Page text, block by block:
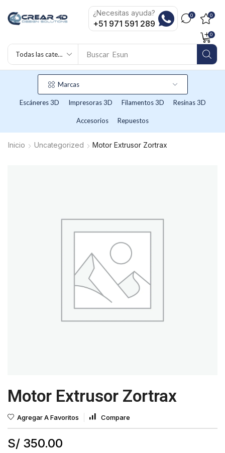
Buscar Esun
¿Necesitas ayuda?
+51 971 591 289
0 0
0
Marcas
Escáneres 3D Impresoras 3D Filamentos 3D Resinas 3D
Accesorios Repuestos
Inicio Uncategorized Motor Extrusor Zortrax
Motor Extrusor Zortrax
Agregar A Favoritos Compare
S/ 350.00